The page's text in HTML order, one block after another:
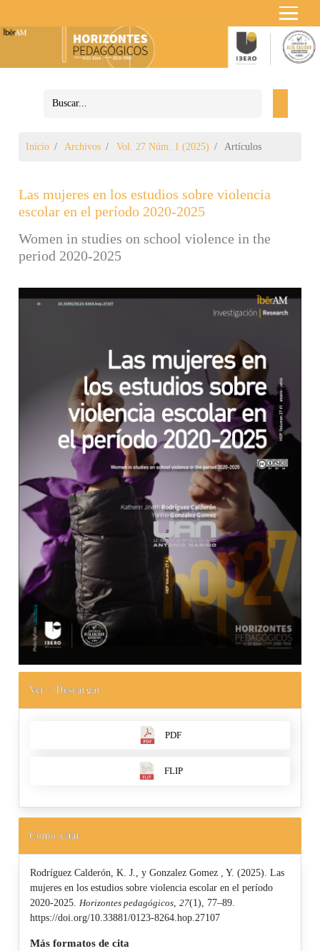
Inicio Archivos Vol. 27 Núm. 1 (2025) Artículos
Las mujeres en los estudios sobre violencia
escolar en el período 2020-2025
Women in studies on school violence in the
period 2020-2025
Ver / Descargar
PDF
FLIP
Cómo citar
Rodríguez Calderón, K. J., y Gonzalez Gomez , Y. (2025). Las
mujeres en los estudios sobre violencia escolar en el período
2020-2025. Horizontes pedagógicos ,27(1), 77–89.
https://doi.org/10.33881/0123-8264.hop.27107
Más formatos de cita